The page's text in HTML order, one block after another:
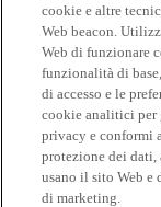
cookie e altre
Web beacon.
Web di funzionare
funzionalità di
di accesso e le
cookie analitici per
privacy e conformi
protezione dei
usano il sito Web
di marketing.